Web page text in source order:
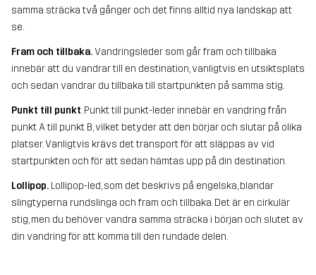
samma sträcka två gånger och det finns alltid nya landskap att
se.
Fram och tillbaka. Vandringsleder som går fram och tillbaka
innebär att du vandrar till en destination, vanligtvis en utsiktsplats
och sedan vandrar du tillbaka till startpunkten på samma stig.
Punkt till punkt. Punkt till punkt-leder innebär en vandring från
punkt A till punkt B, vilket betyder att den börjar och slutar på olika
platser. Vanligtvis krävs det transport för att släppas av vid
startpunkten och för att sedan hämtas upp på din destination.
Lollipop. Lollipop-led, som det beskrivs på engelska, blandar
slingtyperna rundslinga och fram och tillbaka. Det är en cirkulär
stig, men du behöver vandra samma sträcka i början och slutet av
din vandring för att komma till den rundade delen.